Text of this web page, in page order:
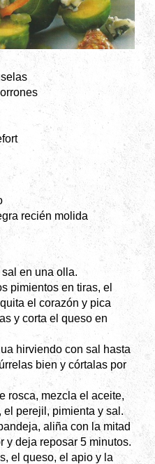
recién molida
en una olla.
pimientos en tiras, el
el corazón y pica
y corta el queso en
hirviendo con sal hasta
bien y córtalas por
rosca, mezcla el aceite,
perejil, pimienta y sal.
aliña con la mitad
y deja reposar 5 minutos.
el queso, el apio y la